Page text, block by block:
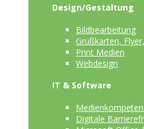
Design/Gestaltung
Bildbearbeitung
Grußkarten,
Print Medien
Webdesign
IT & Software
Digitale